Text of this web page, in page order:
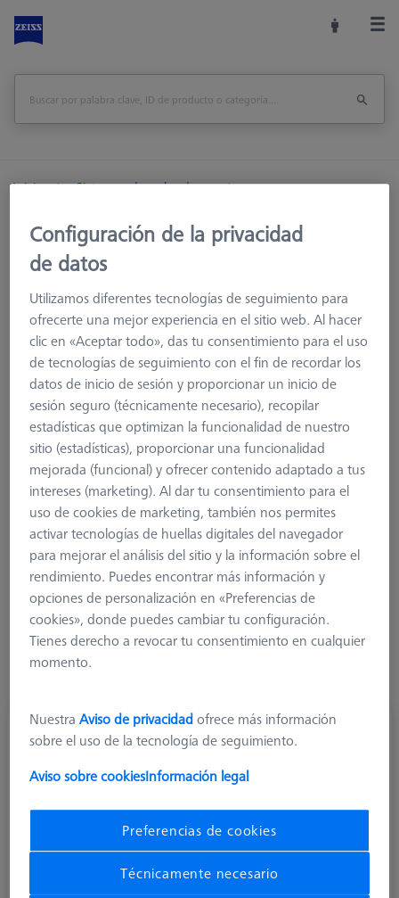
Inicio
Sistemas de palpadores
Platos adaptadores VAST XTR Standard
Platos adaptadores VAST XTR Standard
Los platos adaptadores XTR estándar son análogas a los
platos adaptadores VAST estándar, debido al mayor número
de rodillos de recepción, el plato siempre se puede alinear en
la dirección de la función que se va a medir con el eje de
rotación integrado. El chip incorporado permite el uso de todo
el ámbito funcional de la máquina. Consisten en el cuerpo
básico del plato XTR real y una adaptación directa en la
dirección Z o un cubo atornillado 22. A través de estas
interfaces, los palpadores y las extensiones se pueden adaptar
en la dirección Z o en todos los ejes principales. Las platos
adaptadores se pueden ajustar en el ángulo de rotación
mediante 4 tornillos en la parte inferior del plato. Los platos
adaptadores estándar se pueden utilizar para la mayoría de las
aplicaciones del sensor VAST XTR Gold.
Placa adaptadora VAST XTR
Configuración de la privacidad
de datos
Utilizamos diferentes tecnologías de seguimiento para
ofrecerte una mejor experiencia en el sitio web. Al hacer
clic en «Aceptar todo», das tu consentimiento para el uso
de tecnologías de seguimiento con el fin de recordar los
datos de inicio de sesión y proporcionar un inicio de
sesión seguro (técnicamente necesario), recopilar
estadísticas que optimizan la funcionalidad de nuestro
sitio (estadísticas), proporcionar una funcionalidad
mejorada (funcional) y ofrecer contenido adaptado a tus
intereses (marketing). Al dar tu consentimiento para el
uso de cookies de marketing, también nos permites
activar tecnologías de huellas digitales del navegador
para mejorar el análisis del sitio y la información sobre el
rendimiento. Puedes encontrar más información y
opciones de personalización en «Preferencias de
cookies», donde puedes cambiar tu configuración.
Tienes derecho a revocar tu consentimiento en cualquier
momento.
NuestraAviso de privacidadofrece más información
sobre el uso de la tecnología de seguimiento.
Aviso sobre cookiesInformación legal
Preferencias de cookies
Técnicamente necesario